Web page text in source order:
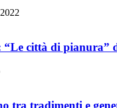
città di pianura”
tra tradimenti e